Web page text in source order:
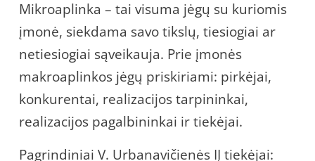
Mikroaplinka – tai visuma jėgų su kuriomis
įmonė, siekdama savo tikslų, tiesiogiai ar
netiesiogiai sąveikauja. Prie įmonės
makroaplinkos jėgų priskiriami: pirkėjai,
konkurentai, realizacijos tarpininkai,
realizacijos pagalbininkai ir tiekėjai.
Pagrindiniai V. Urbanavičienės IĮ tiekėjai: